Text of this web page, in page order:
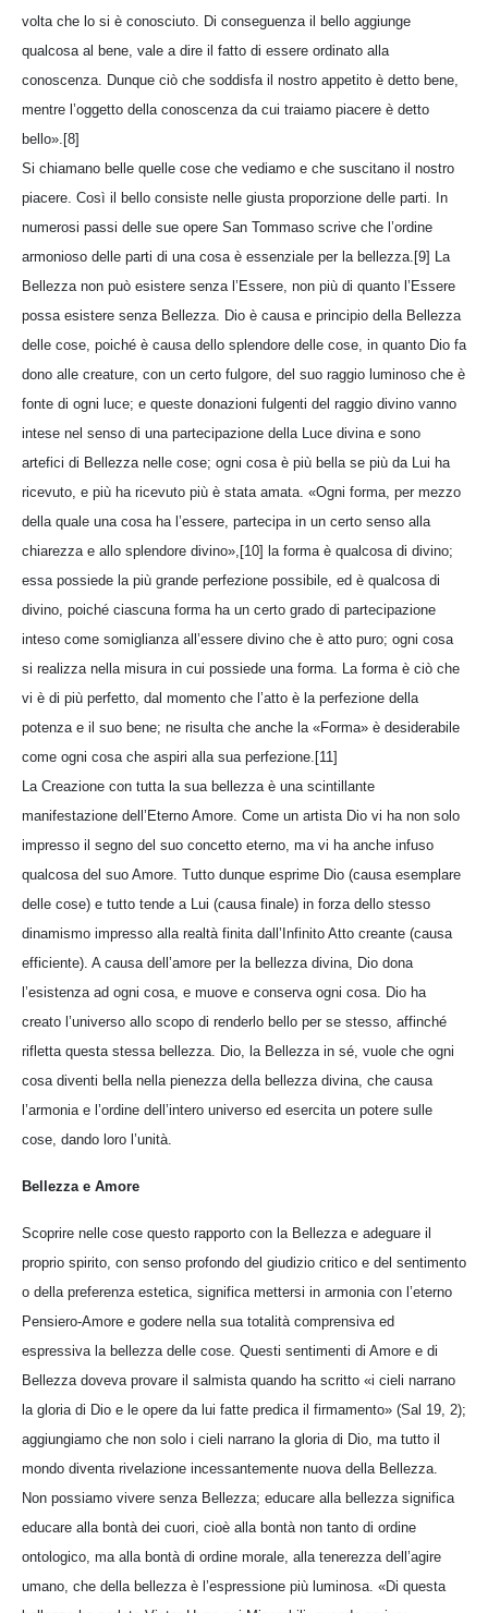
volta che lo si è conosciuto. Di conseguenza il bello aggiunge
qualcosa al bene, vale a dire il fatto di essere ordinato alla
conoscenza. Dunque ciò che soddisfa il nostro appetito è detto bene,
mentre l’oggetto della conoscenza da cui traiamo piacere è detto
bello».[8]
Si chiamano belle quelle cose che vediamo e che suscitano il nostro
piacere. Così il bello consiste nelle giusta proporzione delle parti. In
numerosi passi delle sue opere San Tommaso scrive che l’ordine
armonioso delle parti di una cosa è essenziale per la bellezza.[9] La
Bellezza non può esistere senza l’Essere, non più di quanto l’Essere
possa esistere senza Bellezza. Dio è causa e principio della Bellezza
delle cose, poiché è causa dello splendore delle cose, in quanto Dio fa
dono alle creature, con un certo fulgore, del suo raggio luminoso che è
fonte di ogni luce; e queste donazioni fulgenti del raggio divino vanno
intese nel senso di una partecipazione della Luce divina e sono
artefici di Bellezza nelle cose; ogni cosa è più bella se più da Lui ha
ricevuto, e più ha ricevuto più è stata amata. «Ogni forma, per mezzo
della quale una cosa ha l’essere, partecipa in un certo senso alla
chiarezza e allo splendore divino»,[10] la forma è qualcosa di divino;
essa possiede la più grande perfezione possibile, ed è qualcosa di
divino, poiché ciascuna forma ha un certo grado di partecipazione
inteso come somiglianza all’essere divino che è atto puro; ogni cosa
si realizza nella misura in cui possiede una forma. La forma è ciò che
vi è di più perfetto, dal momento che l’atto è la perfezione della
potenza e il suo bene; ne risulta che anche la «Forma» è desiderabile
come ogni cosa che aspiri alla sua perfezione.[11]
La Creazione con tutta la sua bellezza è una scintillante
manifestazione dell’Eterno Amore. Come un artista Dio vi ha non solo
impresso il segno del suo concetto eterno, ma vi ha anche infuso
qualcosa del suo Amore. Tutto dunque esprime Dio (causa esemplare
delle cose) e tutto tende a Lui (causa finale) in forza dello stesso
dinamismo impresso alla realtà finita dall’Infinito Atto creante (causa
efficiente). A causa dell’amore per la bellezza divina, Dio dona
l’esistenza ad ogni cosa, e muove e conserva ogni cosa. Dio ha
creato l’universo allo scopo di renderlo bello per se stesso, affinché
rifletta questa stessa bellezza. Dio, la Bellezza in sé, vuole che ogni
cosa diventi bella nella pienezza della bellezza divina, che causa
l’armonia e l’ordine dell’intero universo ed esercita un potere sulle
cose, dando loro l’unità.
Bellezza e Amore
Scoprire nelle cose questo rapporto con la Bellezza e adeguare il
proprio spirito, con senso profondo del giudizio critico e del sentimento
o della preferenza estetica, significa mettersi in armonia con l’eterno
Pensiero-Amore e godere nella sua totalità comprensiva ed
espressiva la bellezza delle cose. Questi sentimenti di Amore e di
Bellezza doveva provare il salmista quando ha scritto «i cieli narrano
la gloria di Dio e le opere da lui fatte predica il firmamento» (Sal 19, 2);
aggiungiamo che non solo i cieli narrano la gloria di Dio, ma tutto il
mondo diventa rivelazione incessantemente nuova della Bellezza.
Non possiamo vivere senza Bellezza; educare alla bellezza significa
educare alla bontà dei cuori, cioè alla bontà non tanto di ordine
ontologico, ma alla bontà di ordine morale, alla tenerezza dell’agire
umano, che della bellezza è l’espressione più luminosa. «Di questa